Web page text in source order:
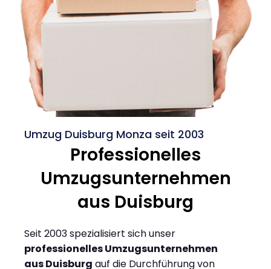
Umzug Duisburg Monza seit 2003
Professionelles
Umzugsunternehmen
aus Duisburg
Seit 2003 spezialisiert sich unser
professionelles Umzugsunternehmen
aus Duisburg auf die Durchführung von